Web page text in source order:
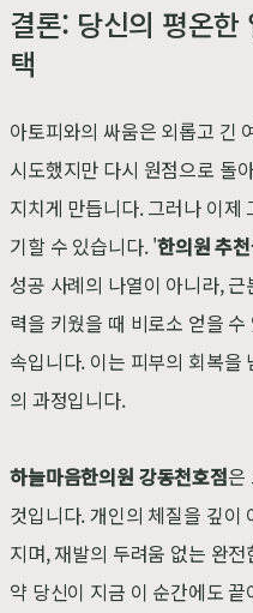
결론: 당신의 평온한
택
아토피와의 싸움은 외롭고 긴
시도했지만 다시 원점으로 돌
지치게 만듭니다. 그러나 이제
기할 수 있습니다. '한의원 추
성공 사례의 나열이 아니라,
력을 키웠을 때 비로소 얻을
속입니다. 이는 피부의 회복을
의 과정입니다.
하늘마음한의원 강동천호점은
것입니다. 개인의 체질을 깊이
지며, 재발의 두려움 없는 완
약 당신이 지금 이 순간에도